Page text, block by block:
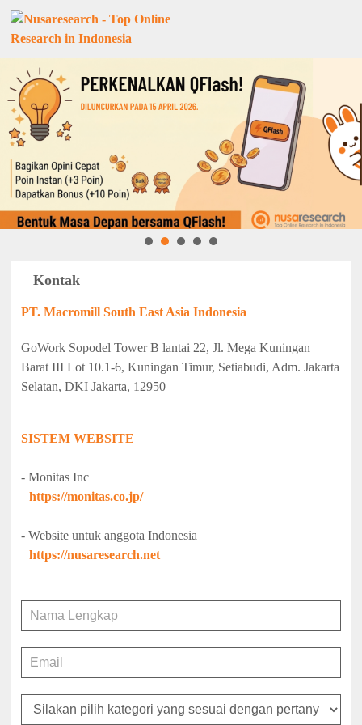
Kontak
PT. Macromill South East Asia Indonesia
GoWork Sopodel Tower B lantai 22, Jl. Mega Kuningan
Barat III Lot 10.1-6, Kuningan Timur, Setiabudi, Adm. Jakarta
Selatan, DKI Jakarta, 12950
SISTEM WEBSITE
- Monitas Inc
https://monitas.co.jp/
- Website untuk anggota Indonesia
https://nusaresearch.net